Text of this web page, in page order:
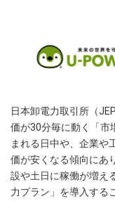
日本卸電力取引所（
価が30分毎に動く「市
まれる日中や、企業や
価が安くなる傾向にあ
設や土日に稼働が増え
力プラン」を導入する